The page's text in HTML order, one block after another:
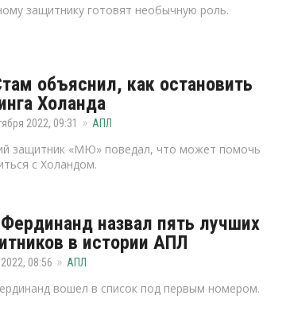
защитнику готовят необычную роль.
объяснил, как остановить
Холанда
2022, 09:31 АПЛ
защитник «МЮ» поведал, что может помочь
с Холандом.
назвал пять лучших
в истории АПЛ
08:56 АПЛ
вошел в список под первым номером.